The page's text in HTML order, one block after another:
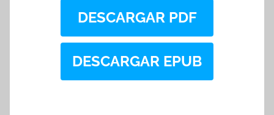
DESCARGAR PDF
DESCARGAR EPUB